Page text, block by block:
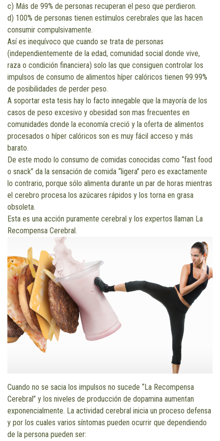
c) Más de 99% de personas recuperan el peso que perdieron.
d) 100% de personas tienen estímulos cerebrales que las hacen
consumir compulsivamente.
Así es inequívoco que cuando se trata de personas
(independientemente de la edad, comunidad social donde vive,
raza o condición financiera) solo las que consiguen controlar los
impulsos de consumo de alimentos híper calóricos tienen 99.99%
de posibilidades de perder peso.
A soportar esta tesis hay lo facto innegable que la mayoría de los
casos de peso excesivo y obesidad son mas frecuentes en
comunidades donde la economía creció y la oferta de alimentos
procesados o híper calóricos son es muy fácil acceso y más
barato.
De este modo lo consumo de comidas conocidas como “fast food
o snack” da la sensación de comida “ligera” pero es exactamente
lo contrario, porque sólo alimenta durante un par de horas mientras
el cerebro procesa los azúcares rápidos y los torna en grasa
obsoleta.
Esta es una acción puramente cerebral y los expertos llaman La
Recompensa Cerebral.
Cuando no se sacia los impulsos no sucede “La Recompensa
Cerebral” y los niveles de producción de dopamina aumentan
exponencialmente. La actividad cerebral inicia un proceso defensa
y por los cuales varios síntomas pueden ocurrir que dependiendo
de la persona pueden ser: